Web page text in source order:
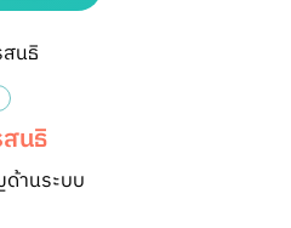
นธิ
านระบบ